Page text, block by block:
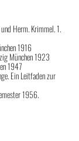
Herm. Krimmel. 1.
1916
München 1923
1947
Ein Leitfaden zur
1956.